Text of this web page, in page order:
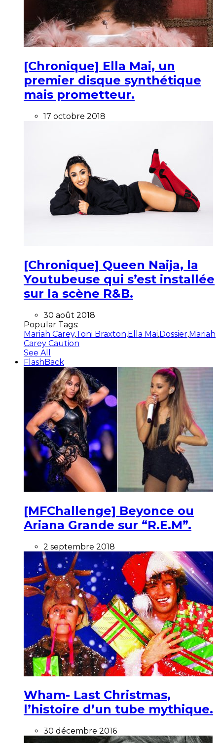
[Chronique] Ella Mai, un
premier disque synthétique
mais prometteur.
17 octobre 2018
[Chronique] Queen Naija, la
Youtubeuse qui s’est installée
sur la scène R&B.
30 août 2018
Popular Tags:
Mariah Carey,Toni Braxton,Ella Mai,Dossier,Mariah
Carey Caution
See All
FlashBack
[MFChallenge] Beyonce ou
Ariana Grande sur “R.E.M”.
2 septembre 2018
Wham- Last Christmas,
l’histoire d’un tube mythique.
30 décembre 2016